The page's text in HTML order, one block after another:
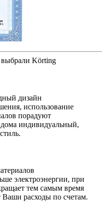
выбрали Körting
дизайн
использование
порадуют
индивидуальный,
электроэнергии, при
тем самым время
расходы по счетам.